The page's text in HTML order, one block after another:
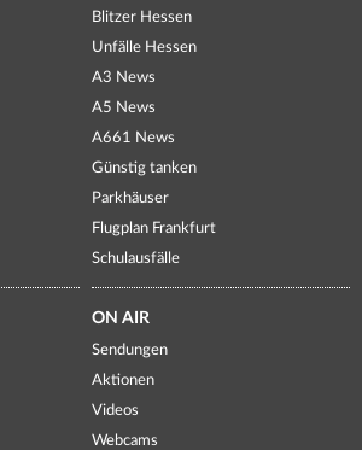
Blitzer Hessen
Unfälle Hessen
A3 News
A5 News
A661 News
Günstig tanken
Parkhäuser
Flugplan Frankfurt
Schulausfälle
ON AIR
Sendungen
Aktionen
Videos
Webcams